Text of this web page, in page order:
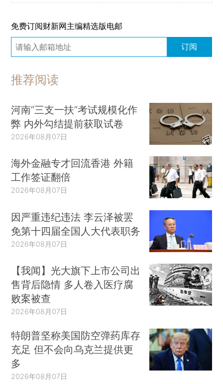
免费订阅财新网主编精选版电邮
订阅
推荐阅读
河南“三支一扶”考试规模化作
弊 内外勾结提前获取试卷
2026年08月07日
海外金融专才回流香港 外籍
工作签证翻倍
2026年08月07日
因严重违纪违法 李云泽被罢
免第十四届全国人大代表职务
2026年08月07日
【我闻】光大旗下上市公司出
售背后隐情 多人卷入医疗腐
败案被查
2026年08月07日
特朗普坚称美国防空弹药库存
充足 但不会向乌克兰提供更
多
2026年08月07日